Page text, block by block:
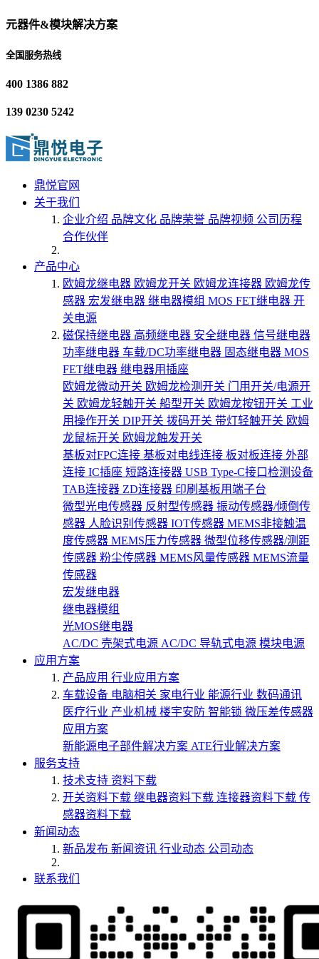
元器件&模块解决方案
全国服务热线
400 1386 882
139 0230 5242
鼎悦官网
关于我们
企业介绍 品牌文化 品牌荣誉 品牌视频 公司历程
合作伙伴
产品中心
欧姆龙继电器 欧姆龙开关 欧姆龙连接器 欧姆龙传
感器 宏发继电器 继电器模组 MOS FET继电器 开
关电源
磁保持继电器 高频继电器 安全继电器 信号继电器
功率继电器 车载/DC功率继电器 固态继电器 MOS
FET继电器 继电器用插座
欧姆龙微动开关 欧姆龙检测开关 门用开关/电源开
关 欧姆龙轻触开关 船型开关 欧姆龙按钮开关 工业
用操作开关 DIP开关 拨码开关 带灯轻触开关 欧姆
龙鼠标开关 欧姆龙触发开关
基板对FPC连接 基板对电线连接 板对板连接 外部
连接 IC插座 短路连接器 USB Type-C接口检测设备
TAB连接器 ZD连接器 印刷基板用端子台
微型光电传感器 反射型传感器 振动传感器/倾倒传
感器 人脸识别传感器 IOT传感器 MEMS非接触温
度传感器 MEMS压力传感器 微型位移传感器/测距
传感器 粉尘传感器 MEMS风量传感器 MEMS流量
传感器
宏发继电器
继电器模组
光MOS继电器
AC/DC 壳架式电源 AC/DC 导轨式电源 模块电源
应用方案
产品应用 行业应用方案
车载设备 电脑相关 家电行业 能源行业 数码通讯
医疗行业 产业机械 楼宇安防 智能锁 微压差传感器
应用方案
新能源电子部件解决方案 ATE行业解决方案
服务支持
技术支持 资料下载
开关资料下载 继电器资料下载 连接器资料下载 传
感器资料下载
新闻动态
新品发布 新闻资讯 行业动态 公司动态
联系我们